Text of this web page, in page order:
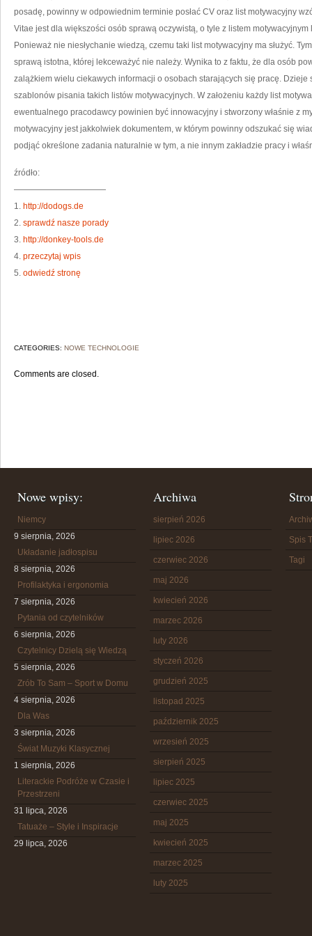
posadę, powinny w odpowiednim terminie posłać CV oraz list motywacyjny
Vitae jest dla większości osób sprawą oczywistą, o tyle z listem
Ponieważ nie niesłychanie wiedzą, czemu taki list motywacyjny ma służyć.
sprawą istotna, której lekceważyć nie należy. Wynika to z faktu, że dla osób
zalążkiem wielu ciekawych informacji o osobach starających się pracę. Dzieje
szablonów pisania takich listów motywacyjnych. W założeniu każdy list
ewentualnego pracodawcy powinien być innowacyjny i stworzony właśnie z
motywacyjny jest jakkolwiek dokumentem, w którym powinny odszukać się
podjąć określone zadania naturalnie w tym, a nie innym zakładzie pracy i
źródło:
———————————
1. http://dodogs.de
2. sprawdź nasze porady
3. http://donkey-tools.de
4. przeczytaj wpis
5. odwiedź stronę
CATEGORIES: NOWE TECHNOLOGIE
Comments are closed.
Nowe wpisy:
Niemcy
9 sierpnia, 2026
Układanie jadłospisu
8 sierpnia, 2026
Profilaktyka i ergonomia
7 sierpnia, 2026
Pytania od czytelników
6 sierpnia, 2026
Czytelnicy Dzielą się Wiedzą
5 sierpnia, 2026
Zrób To Sam – Sport w Domu
4 sierpnia, 2026
Dla Was
3 sierpnia, 2026
Świat Muzyki Klasycznej
1 sierpnia, 2026
Literackie Podróże w Czasie i
Przestrzeni
31 lipca, 2026
Tatuaże – Style i Inspiracje
29 lipca, 2026
Archiwa
sierpień 2026
lipiec 2026
czerwiec 2026
maj 2026
kwiecień 2026
marzec 2026
luty 2026
styczeń 2026
grudzień 2025
listopad 2025
październik 2025
wrzesień 2025
sierpień 2025
lipiec 2025
czerwiec 2025
maj 2025
kwiecień 2025
marzec 2025
luty 2025
Spis
Tagi